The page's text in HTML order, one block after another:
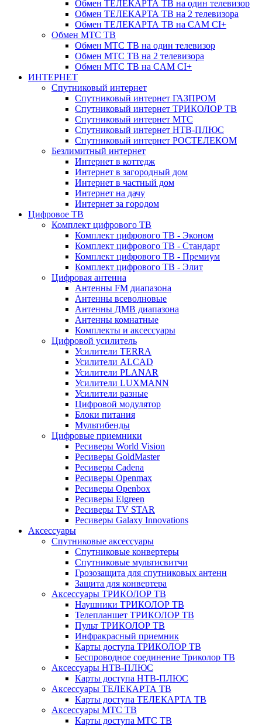
Обмен ТЕЛЕКАРТА ТВ на один телевизор
Обмен ТЕЛЕКАРТА ТВ на 2 телевизора
Обмен ТЕЛЕКАРТА ТВ на CAM CI+
Обмен МТС ТВ
Обмен МТС ТВ на один телевизор
Обмен МТС ТВ на 2 телевизора
Обмен МТС ТВ на CAM CI+
ИНТЕРНЕТ
Спутниковый интернет
Спутниковый интернет ГАЗПРОМ
Спутниковый интернет ТРИКОЛОР ТВ
Спутниковый интернет МТС
Спутниковый интернет НТВ-ПЛЮС
Спутниковый интернет РОСТЕЛЕКОМ
Безлимитный интернет
Интернет в коттедж
Интернет в загородный дом
Интернет в частный дом
Интернет на дачу
Интернет за городом
Цифровое ТВ
Комплект цифрового ТВ
Комплект цифрового ТВ - Эконом
Комплект цифрового ТВ - Стандарт
Комплект цифрового ТВ - Премиум
Комплект цифрового ТВ - Элит
Цифровая антенна
Антенны FM диапазона
Антенны всеволновые
Антенны ДМВ диапазона
Антенны комнатные
Комплекты и аксессуары
Цифровой усилитель
Усилители TERRA
Усилители ALCAD
Усилители PLANAR
Усилители LUXMANN
Усилители разные
Цифровой модулятор
Блоки питания
Мультибенды
Цифровые приемники
Ресиверы World Vision
Ресиверы GoldMaster
Ресиверы Cadena
Ресиверы Openmax
Ресиверы Openbox
Ресиверы Elgreen
Ресиверы TV STAR
Ресиверы Galaxy Innovations
Аксессуары
Спутниковые аксессуары
Спутниковые конвертеры
Спутниковые мультисвитчи
Грозозащита для спутниковых антенн
Защита для конвертера
Аксессуары ТРИКОЛОР ТВ
Наушники ТРИКОЛОР ТВ
Телепланшет ТРИКОЛОР ТВ
Пульт ТРИКОЛОР ТВ
Инфракрасный приемник
Карты доступа ТРИКОЛОР ТВ
Беспроводное соединение Триколор ТВ
Аксессуары НТВ-ПЛЮС
Карты доступа НТВ-ПЛЮС
Аксессуары ТЕЛЕКАРТА ТВ
Карты доступа ТЕЛЕКАРТА ТВ
Аксессуары МТС ТВ
Карты доступа МТС ТВ